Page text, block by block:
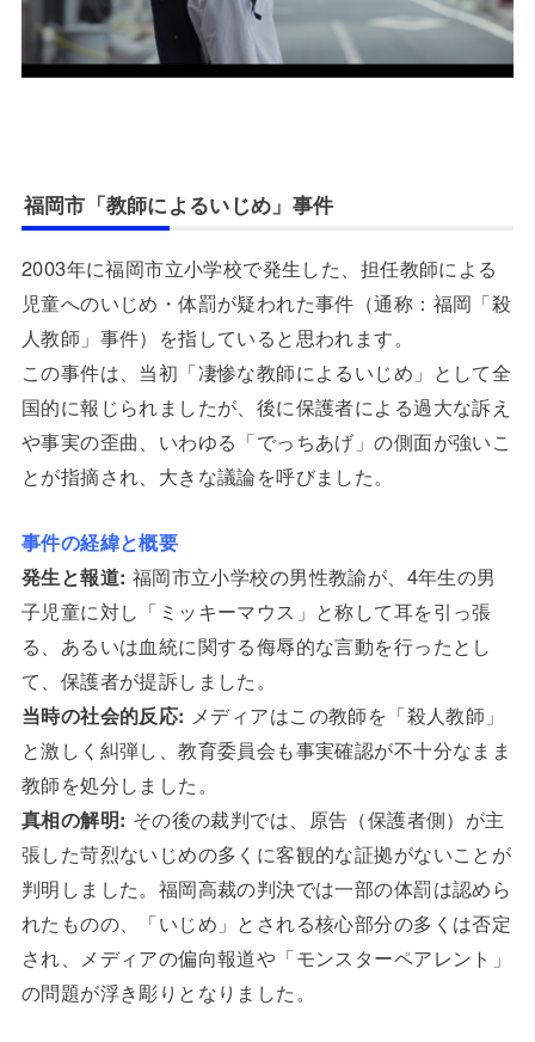
福岡市「教師によるいじめ」事件
2003年に福岡市立小学校で発生した、担任教師による
児童へのいじめ・体罰が疑われた事件（通称：福岡「殺
人教師」事件）を指していると思われます。
この事件は、当初「凄惨な教師によるいじめ」として全
国的に報じられましたが、後に保護者による過大な訴え
や事実の歪曲、いわゆる「でっちあげ」の側面が強いこ
とが指摘され、大きな議論を呼びました。
事件の経緯と概要
発生と報道: 福岡市立小学校の男性教諭が、4年生の男
子児童に対し「ミッキーマウス」と称して耳を引っ張
る、あるいは血統に関する侮辱的な言動を行ったとし
て、保護者が提訴しました。
当時の社会的反応: メディアはこの教師を「殺人教師」
と激しく糾弾し、教育委員会も事実確認が不十分なまま
教師を処分しました。
真相の解明: その後の裁判では、原告（保護者側）が主
張した苛烈ないじめの多くに客観的な証拠がないことが
判明しました。福岡高裁の判決では一部の体罰は認めら
れたものの、「いじめ」とされる核心部分の多くは否定
され、メディアの偏向報道や「モンスターペアレント」
の問題が浮き彫りとなりました。